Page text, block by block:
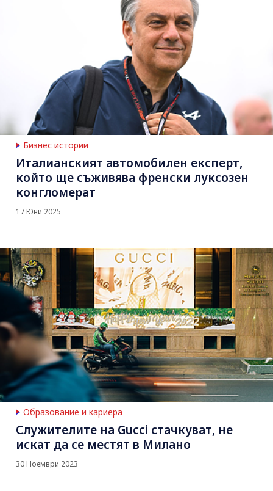
Бизнес истории
Италианският автомобилен експерт,
който ще съживява френски луксозен
конгломерат
17 Юни 2025
Образование и кариера
Служителите на Gucci стачкуват, не
искат да се местят в Милано
30 Ноември 2023